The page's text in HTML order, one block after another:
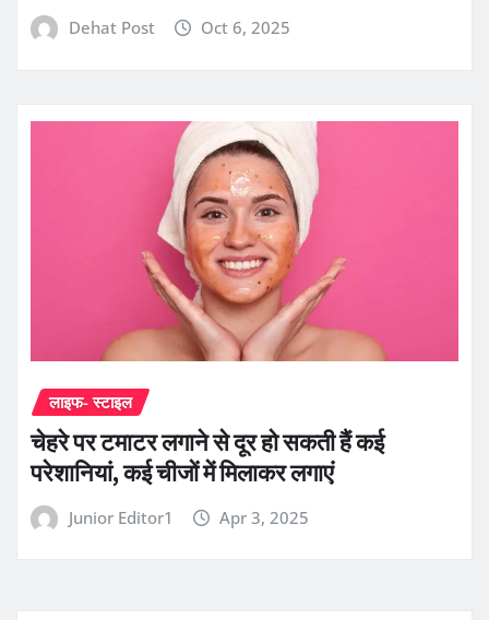
Dehat Post Oct 6, 2025
लाइफ- स्टाइल
चेहरे पर टमाटर लगाने से दूर हो सकती हैं कई
परेशानियां, कई चीजों में मिलाकर लगाएं
Junior Editor1 Apr 3, 2025